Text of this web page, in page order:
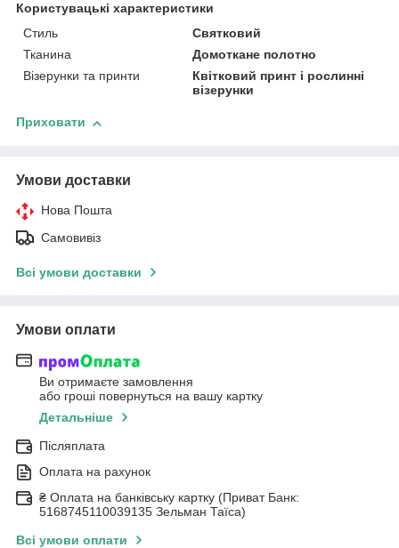
Користувацькі характеристики
Стиль
Святковий
Тканина
Домоткане полотно
Візерунки та принти
Квітковий принт і рослинні
візерунки
Приховати
Умови доставки
Нова Пошта
Самовивіз
Всі умови доставки
Умови оплати
Ви отримаєте замовлення
або гроші повернуться на вашу картку
Детальніше
Післяплата
Оплата на рахунок
₴ Оплата на банківську картку (Приват Банк:
5168745110039135 Зельман Таїса)
Всі умови оплати